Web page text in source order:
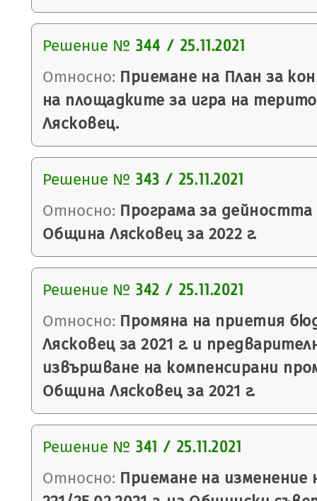
Решение № 344 / 25.11.2021
Относно: Приемане на План за
на площадките за игра на
Лясковец.
Решение № 343 / 25.11.2021
Относно: Програма за
Община Лясковец за 2022 г.
Решение № 342 / 25.11.2021
Относно: Промяна на приетия
Лясковец за 2021 г. и
извършване на компенсирани
Община Лясковец за 2021 г.
Решение № 341 / 25.11.2021
Относно: Приемане на